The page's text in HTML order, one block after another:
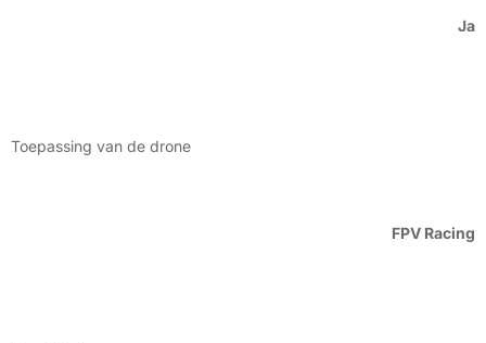
Ja
Toepassing van de drone
FPV Racing